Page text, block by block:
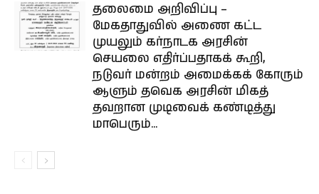
தலைமை அறிவிப்பு –
மேகதாதுவில் அணை கட்ட
முயலும் கர்நாடக அரசின்
செயலை எதிர்ப்பதாகக் கூறி,
நடுவர் மன்றம் அமைக்கக் கோரும்
ஆளும் தவெக அரசின் மிகத்
தவறான முடிவைக் கண்டித்து
மாபெரும்...